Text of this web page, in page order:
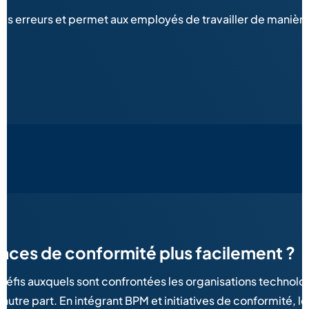
erreurs et permet aux employés de travailler de
de conformité plus facilement ?
auxquels sont confrontées les organisations
part. En intégrant BPM et initiatives de